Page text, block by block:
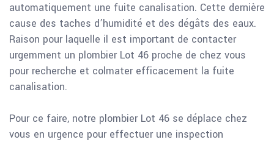
automatiquement une fuite canalisation. Cette dernière
cause des taches d’humidité et des dégâts des eaux.
Raison pour laquelle il est important de contacter
urgemment un plombier Lot 46 proche de chez vous
pour recherche et colmater efficacement la fuite
canalisation.
Pour ce faire, notre plombier Lot 46 se déplace chez
vous en urgence pour effectuer une inspection